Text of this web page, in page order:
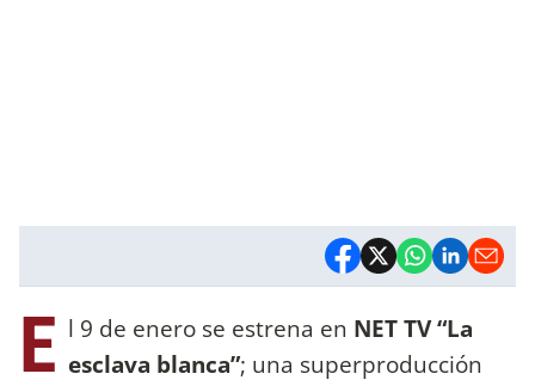
E l 9 de enero se estrena en NET TV“La
esclava blanca”; una superproducción